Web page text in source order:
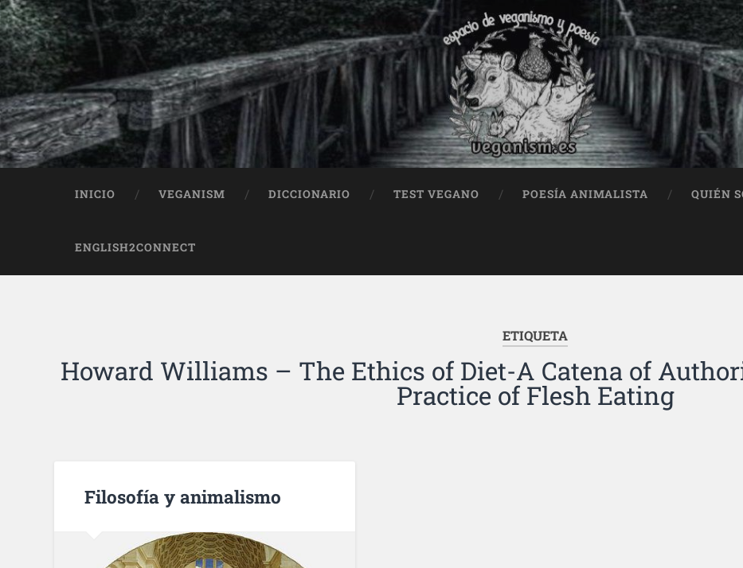
INICIO VEGANISM DICCIONARIO TEST VEGANO POESÍA ANIMALISTA QUIÉN
ENGLISH2CONNECT
ETIQUETA
Howard Williams – The Ethics of Diet-A Catena of
Practice of Flesh Eating
Filosofía y animalismo